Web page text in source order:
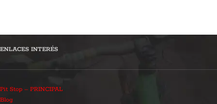
ENLACES INTERÉS
Pit Stop – PRINCIPAL
Blog